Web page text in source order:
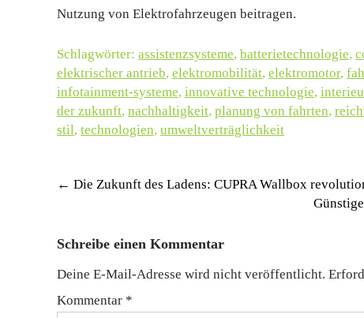
Nutzung von Elektrofahrzeugen beitragen.
Schlagwörter: assistenzsysteme, batterietechnologie,
elektrischer antrieb, elektromobilität, elektromotor,
infotainment-systeme, innovative technologie,
der zukunft, nachhaltigkeit, planung von fahrten,
stil, technologien, umweltverträglichkeit
Post
← Die Zukunft des Ladens: CUPRA Wallbox
Schreibe einen Kommentar
Deine E-Mail-Adresse wird nicht veröffentlicht.
Kommentar *